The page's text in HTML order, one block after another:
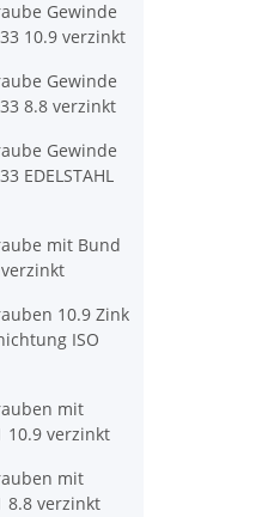
Gewinde
10.9 verzinkt
Gewinde
8.8 verzinkt
Gewinde
EDELSTAHL
mit Bund
10.9 Zink
ISO
mit
10.9 verzinkt
mit
8.8 verzinkt